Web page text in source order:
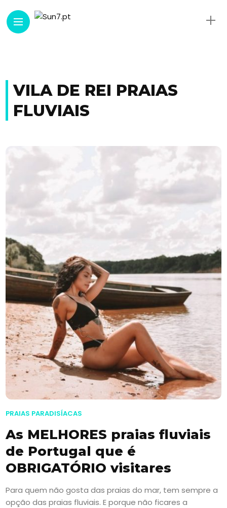
VILA DE REI PRAIAS
FLUVIAIS
PRAIAS PARADISÍACAS
As MELHORES praias fluviais
de Portugal que é
OBRIGATÓRIO visitares
Para quem não gosta das praias do mar, tem sempre a
opção das praias fluviais. E porque não ficares a